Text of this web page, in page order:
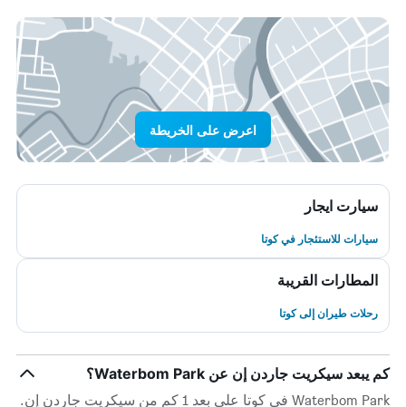
اعرض على الخريطة
سيارت ايجار
سيارات للاستئجار في كوتا
المطارات القريبة
رحلات طيران إلى كوتا
كم يبعد سيكريت جاردن إن عن Waterbom Park؟
Waterbom Park في كوتا على بعد 1 كم من سيكريت جاردن إن.